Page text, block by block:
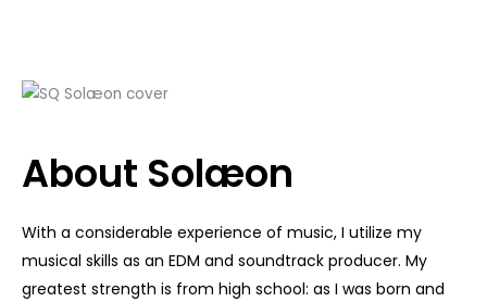
About Solæon
With a considerable experience of music, I utilize my
musical skills as an EDM and soundtrack producer. My
greatest strength is from high school: as I was born and